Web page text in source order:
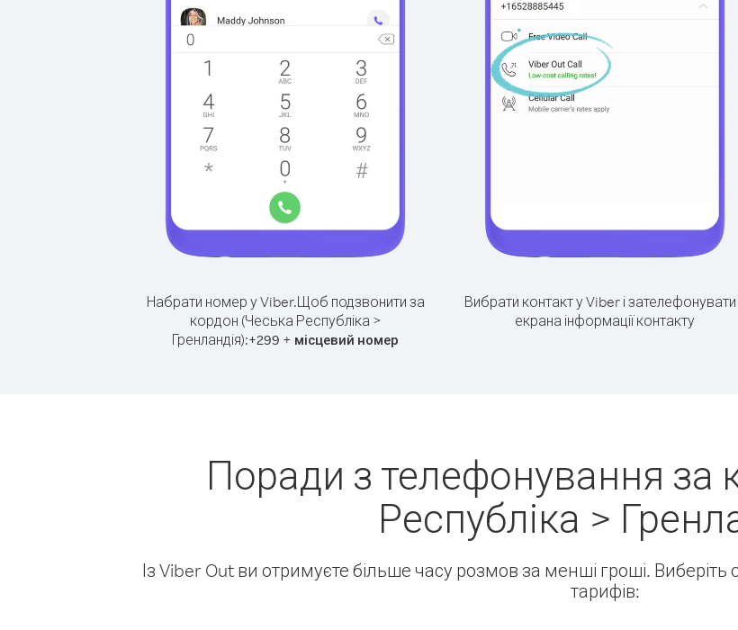
Набрати номер у Viber.Щоб подзвонити за
кордон (Чеська Республіка >
Гренландія):+299 + місцевий номер
Вибрати контакт у Viber і зателефонувати
екрана інформації контакту
Поради з телефонування за
Республіка >
Із Viber Out ви отримуєте більше часу розмов за менші гроші.
тарифів: